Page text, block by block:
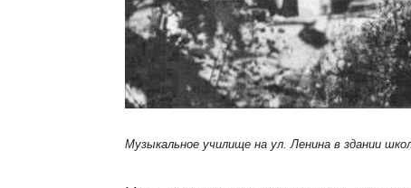
Музыкальное училище на ул. Ленина в здании